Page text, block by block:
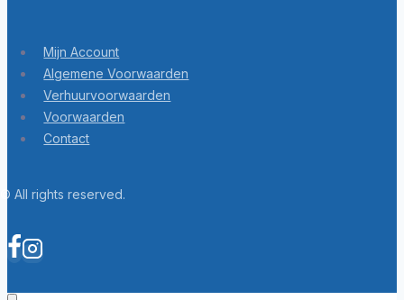
© All rights reserved.
Mijn Account
Algemene Voorwaarden
Verhuurvoorwaarden
Voorwaarden
Contact